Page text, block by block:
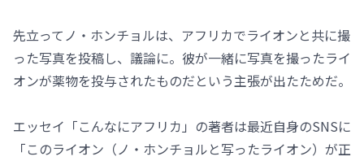
先立ってノ・ホンチョルは、アフリカでライオンと共に撮
った写真を投稿し、議論に。彼が一緒に写真を撮ったライ
オンが薬物を投与されたものだという主張が出たためだ。
エッセイ「こんなにアフリカ」の著者は最近自身のSNSに
「このライオン（ノ・ホンチョルと写ったライオン）が正